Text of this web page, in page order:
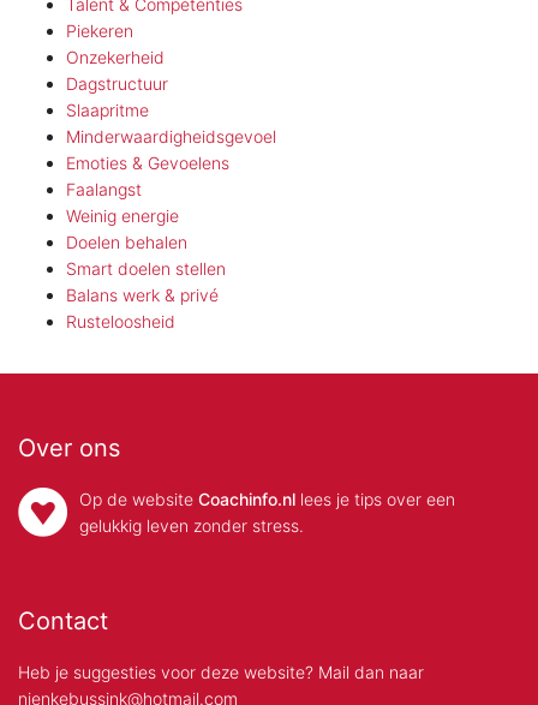
Talent & Competenties
Piekeren
Onzekerheid
Dagstructuur
Slaapritme
Minderwaardigheidsgevoel
Emoties & Gevoelens
Faalangst
Weinig energie
Doelen behalen
Smart doelen stellen
Balans werk & privé
Rusteloosheid
Over ons
Op de website Coachinfo.nl lees je tips over een
gelukkig leven zonder stress.
Contact
Heb je suggesties voor deze website? Mail dan naar
nienkebussink@hotmail.com